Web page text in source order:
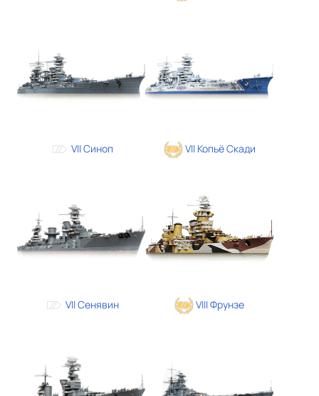
VII Синоп VII Копьё Скади
VII Сенявин VIII Фрунзе